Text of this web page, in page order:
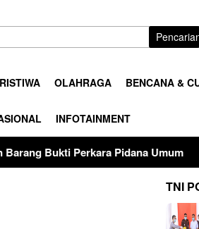
OLAHRAGA BENCANA &
INFOTAINMENT
Pidana Umum Terimakasih
TNI